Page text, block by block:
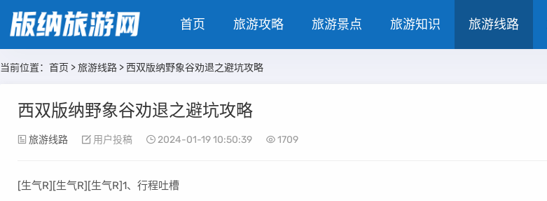
首页 旅游攻略 旅游景点 旅游知识 旅游线路
当前位置： 首页 >旅游线路 > 西双版纳野象谷劝退之避坑攻略
西双版纳野象谷劝退之避坑攻略
旅游线路 用户投稿 2024-01-19 10:50:39 1709
[生气R][生气R][生气R]1、行程吐槽